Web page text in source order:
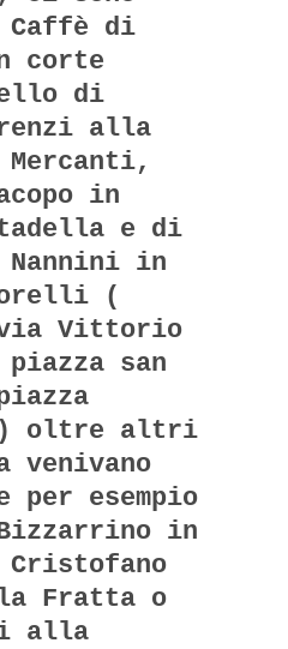
Caffè di
corte
di
alla
in
e di
in
(
Vittorio
san
) oltre altri
venivano
per esempio
in
Fratta o
alla